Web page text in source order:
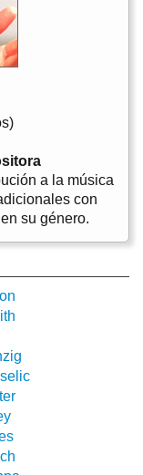
a la música
con
su género.